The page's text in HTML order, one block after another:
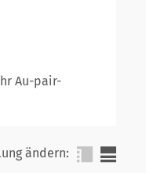
Au-pair-
ändern: